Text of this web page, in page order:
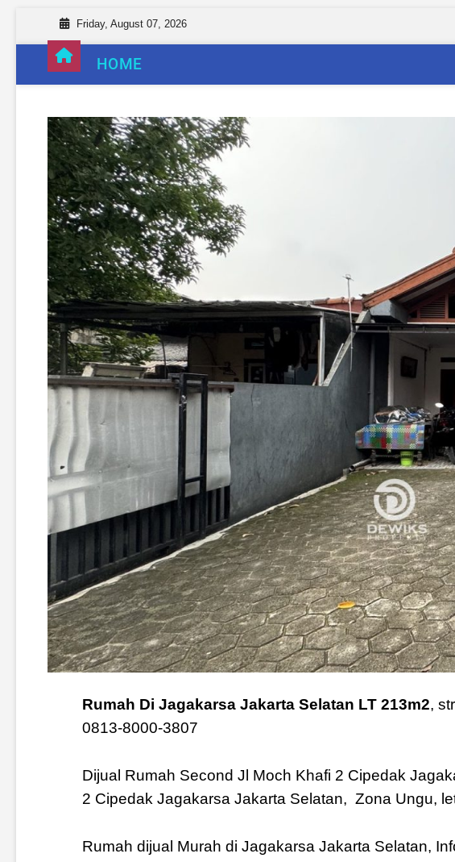
Friday, August 07, 2026
HOME
Rumah Di Jagakarsa Jakarta Selatan LT 213m2,
0813-8000-3807
Dijual Rumah Second Jl Moch Khafi 2 Cipedak
2 Cipedak Jagakarsa Jakarta Selatan, Zona Ungu,
Rumah dijual Murah di Jagakarsa Jakarta Selatan,